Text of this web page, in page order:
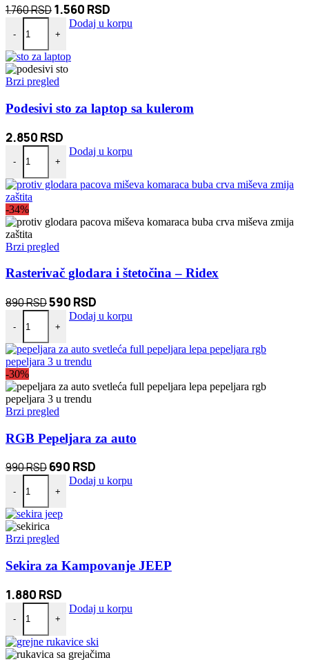
1.760RSDOriginalna
cena
je
bila:
1.760 RSD.
1.560 RSD
cena
-
Pametni sef u obliku knjige količina
+
Dodaj u korpu
Brzi pregled
Podesivi sto za laptop sa kulerom
2.850 RSD
-
Podesivi sto za laptop sa kulerom količina
+
Dodaj u korpu
-34%
Brzi pregled
Rasterivač glodara i štetočina – Ridex
890RSDOriginalna
cena
je
bila:
890 RSD.
590 RSD
cena
590 RSD.
-
Rasterivač glodara i štetočina – Ridex količina
+
Dodaj u korpu
-30%
Brzi pregled
RGB Pepeljara za auto
990RSDOriginalna
cena
je
bila:
990 RSD.
690 RSD
cena
-
RGB Pepeljara za auto količina
+
Dodaj u korpu
Brzi pregled
Sekira za Kampovanje JEEP
1.880 RSD
-
Sekira za Kampovanje JEEP količina
+
Dodaj u korpu